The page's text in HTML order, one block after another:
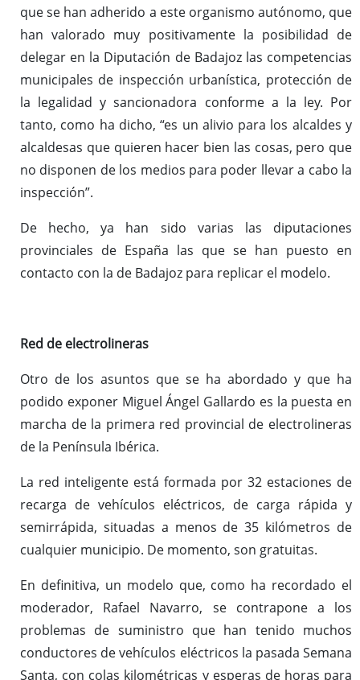
que se han adherido a este organismo autónomo, que
han valorado muy positivamente la posibilidad de
delegar en la Diputación de Badajoz las competencias
municipales de inspección urbanística, protección de
la legalidad y sancionadora conforme a la ley. Por
tanto, como ha dicho, “es un alivio para los alcaldes y
alcaldesas que quieren hacer bien las cosas, pero que
no disponen de los medios para poder llevar a cabo la
inspección”.
De hecho, ya han sido varias las diputaciones
provinciales de España las que se han puesto en
contacto con la de Badajoz para replicar el modelo.
Red de electrolineras
Otro de los asuntos que se ha abordado y que ha
podido exponer Miguel Ángel Gallardo es la puesta en
marcha de la primera red provincial de electrolineras
de la Península Ibérica.
La red inteligente está formada por 32 estaciones de
recarga de vehículos eléctricos, de carga rápida y
semirrápida, situadas a menos de 35 kilómetros de
cualquier municipio. De momento, son gratuitas.
En definitiva, un modelo que, como ha recordado el
moderador, Rafael Navarro, se contrapone a los
problemas de suministro que han tenido muchos
conductores de vehículos eléctricos la pasada Semana
Santa, con colas kilométricas y esperas de horas para